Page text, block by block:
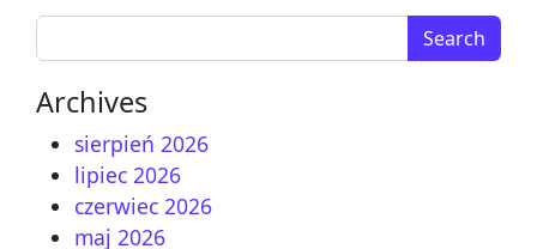
Search for:
Archives
sierpień 2026
lipiec 2026
czerwiec 2026
maj 2026